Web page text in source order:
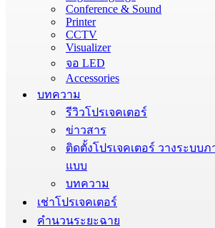
Conference & Sound
Printer
CCTV
Visualizer
จอ LED
Accessories
บทความ
รีวิวโปรเจคเตอร์
ข่าวสาร
ติดตั้งโปรเจคเตอร์ วางระบบภ
แบบ
บทความ
เช่าโปรเจคเตอร์
คำนวนระยะฉาย